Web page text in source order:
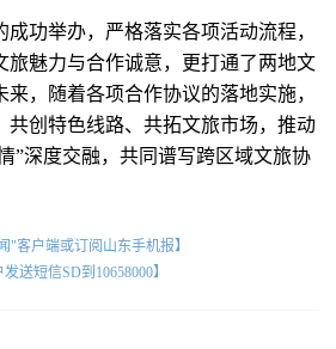
举办，严格落实各项活动流程，
旅魅力与合作诚意，更打通了两地文
，随着各项合作协议的落地实施，
共创特色线路、共拓文旅市场，推动
”深度交融，共同谱写跨区域文旅协
"客户端或订阅山东手机报】
送短信SD到10658000】